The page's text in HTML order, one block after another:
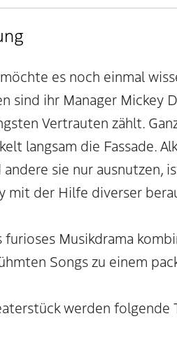
es noch einmal
sind ihr Manager Mickey
Vertrauten zählt.
langsam die Fassade.
andere sie nur
mit der Hilfe diverser
furioses Musikdrama
Songs zu einem
werden folgende